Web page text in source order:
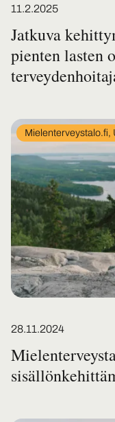
Posted on
11.2.2025
Jatkuva
pienten lasten
Posted on
28.11.2024
In
Mielenterveystalo.fi,